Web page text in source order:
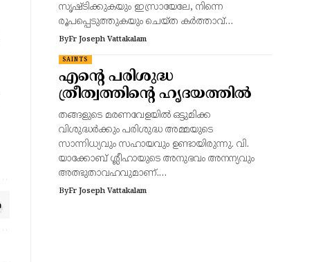
സൃഷ്‌ടിക്കുകയും ഇസ്രായേലേ, നിന്നെ
രൂപപ്പെടുത്തുകയും ചെയ്‌ത കര്‍ത്താവ്‌…
ByFr Joseph Vattakalam
SAINTS
എന്റെ പരിശുദ്ധ
ത്രീത്വത്തിന്റെ ഹൃദയത്തിൽ
തങ്ങളുടെ മരണവേളയിൽ ഒട്ടുമിക്ക
വിശുദ്ധർക്കും പരിശുദ്ധ അമ്മയുടെ
സാന്നിധ്യവും സഹായവും ഉണ്ടായിരുന്നു. വി.
യാക്കോബ് ശ്ലീഹായുടെ അനുഭവം അനന്യവും
അത്ഭുതാവഹവുമാണ്.…
ByFr Joseph Vattakalam